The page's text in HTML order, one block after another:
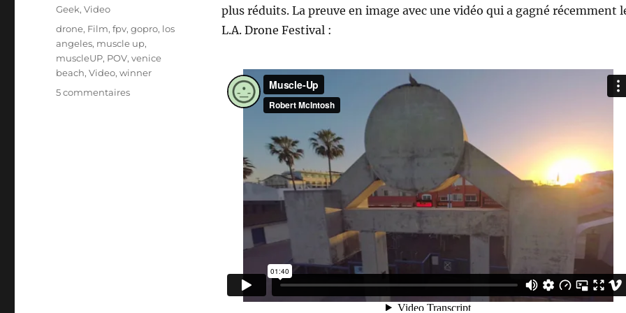
plus réduits. La preuve en image avec une vidéo qui a gagné récemment
L.A. Drone Festival :
Catégories
Geek,Video
Étiquettes
drone, Film,fpv,gopro, los
angeles, muscle up,
muscleUP, POV,venice
beach,Video,winner
5 commentairessur